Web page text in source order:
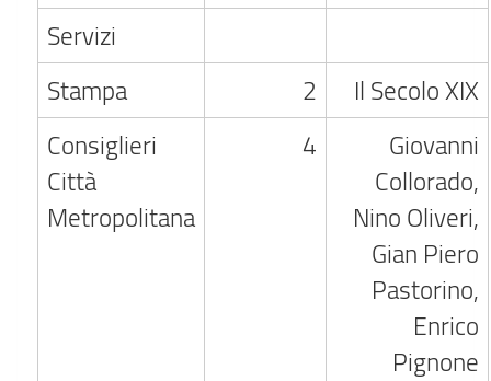
Servizi
Stampa
2
Il Secolo XIX
Consiglieri
Città
Metropolitana
4
Giovanni
Collorado,
Nino Oliveri,
Gian Piero
Pastorino,
Enrico
Pignone